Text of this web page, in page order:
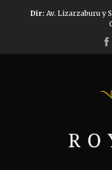
Dir: Av. Lizarzaburu y